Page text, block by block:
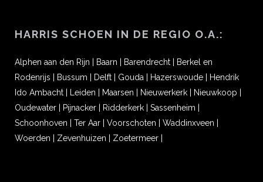
HARRIS SCHOEN IN DE REGIO O.A.:
Alphen aan den Rijn Baarn Barendrecht
Berkel en
Rodenrijs
Bussum Delft Gouda Hazerswoude
Hendrik
Ido Ambacht
Leiden Maarsen Nieuwerkerk Nieuwkoop
Oudewater
Pijnacker Ridderkerk Sassenheim
Schoonhoven
Ter Aar Voorschoten Waddinxveen
Woerden
Zevenhuizen Zoetermeer